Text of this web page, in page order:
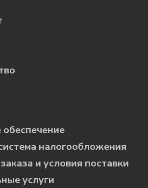
налогообложения
и условия поставки
услуги